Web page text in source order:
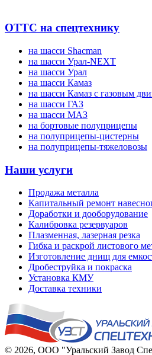
ОТТС на спецтехнику
на шасси Shacman
на шасси Урал-NEXT
на шасси Урал
на шасси Камаз
на шасси Камаз с газовым
на шасси ГАЗ
на шасси МАЗ
на бортовые полуприцепы
на полуприцепы-цистерны
на полуприцепы-тяжеловозы
Наши услуги
Продажа металла
Капитальный ремонт
Доработки и дооборудование
Калибровка резервуаров
Плазменная, лазерная резка
Гибка и раскрой листового
Изготовление днищ для
Дробеструйка и покраска
Установка КМУ
Доставка техники
© 2026, ООО "Уральский Завод